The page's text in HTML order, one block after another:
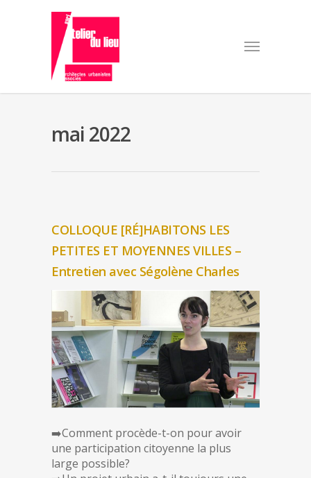
mai 2022
COLLOQUE [RÉ]HABITONS LES
PETITES ET MOYENNES VILLES –
Entretien avec Ségolène Charles
➡️Comment procède-t-on pour avoir
une participation citoyenne la plus
large possible?